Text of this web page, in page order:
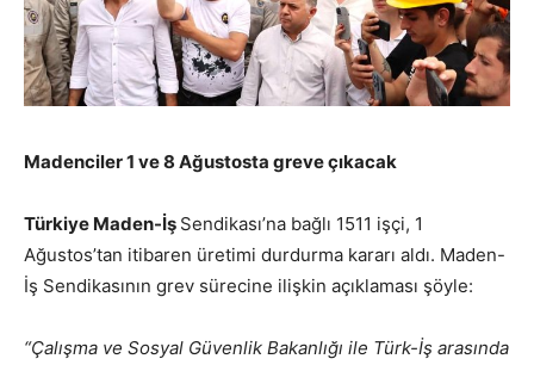
Madenciler 1 ve 8 Ağustosta greve çıkacak
Türkiye Maden-İş Sendikası’na bağlı 1511 işçi, 1
Ağustos’tan itibaren üretimi durdurma kararı aldı. Maden-
İş Sendikasının grev sürecine ilişkin açıklaması şöyle:
“Çalışma ve Sosyal Güvenlik Bakanlığı ile Türk-İş arasında